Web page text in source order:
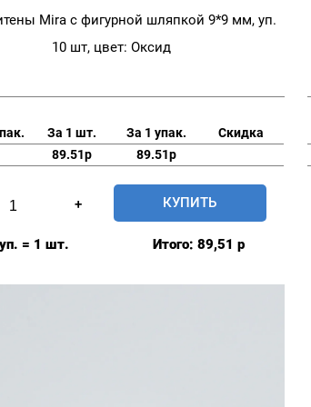
Mira с фигурной шляпкой 9*9 мм, уп.
10 шт, цвет: Оксид
За 1 шт. За 1 упак.
Скидка
89.51р 89.51р
+ КУПИТЬ
= 1 шт. Итого: 89,51 р